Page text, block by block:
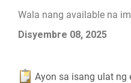
Wala nang available na
Disyembre 08, 2025
Ayon sa isang ulat ng